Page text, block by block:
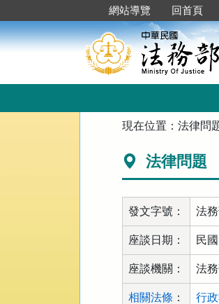
到
主
要
網站導覽 回首頁
現在位置：法律問
法律問題
發文字號： 法
座談日期： 民
座談機關： 法
相關法條 ： 行